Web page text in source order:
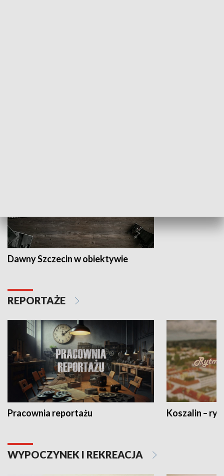
Dawny Szczecin w obiektywie
REPORTAŻE
Pracownia reportażu Koszalin –
WYPOCZYNEK I REKREACJA